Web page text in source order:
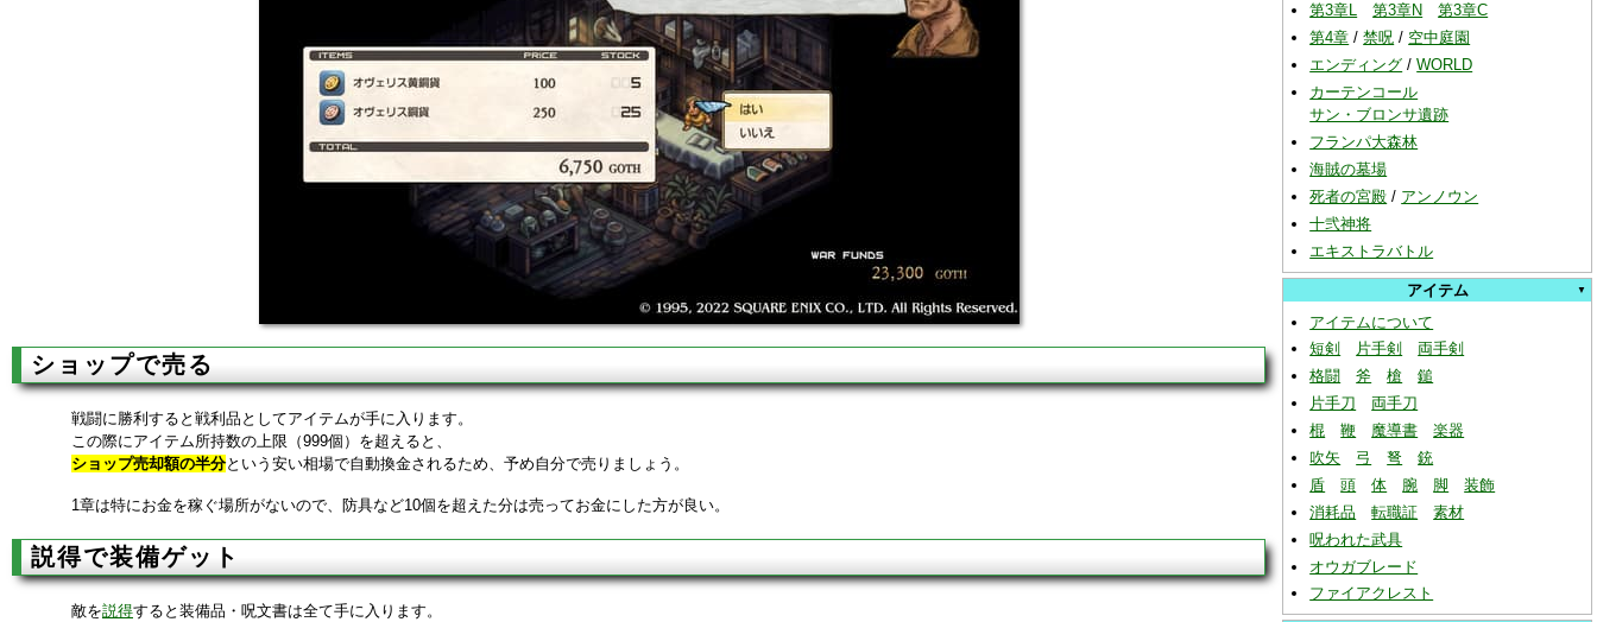
ショップで売る
戦闘に勝利すると戦利品としてアイテムが手に入ります。
この際にアイテム所持数の上限（999個）を超えると、
ショップ売却額の半分という安い相場で自動換金されるため、予め自分で売りましょう。
1章は特にお金を稼ぐ場所がないので、防具など10個を超えた分は売ってお金にした方が良い。
説得で装備ゲット
敵を説得すると装備品・呪文書は全て手に入ります。
第3章L
第3章N
第3章C
第4章 /禁呪 / 空中庭園
エンディング /WORLD
カーテンコール
サン・ブロンサ遺跡
フランパ大森林
海賊の墓場
死者の宮殿 / アンノウン
十弐神将
エキストラバトル
アイテム
アイテムについて
短剣
片手剣
両手剣
格闘
斧 槍
鎚
片手刀
両手刀
棍
鞭 魔導書
楽器
吹矢
弓 弩
銃
盾
頭 体 腕 脚
装飾
消耗品
転職証
素材
呪われた武具
オウガブレード
ファイアクレスト